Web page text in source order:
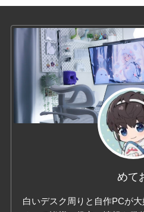
めて
白いデスク周りと自作PCが